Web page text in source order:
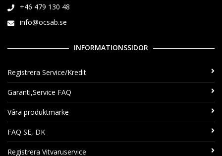
+46 479 130 48
info@ocsab.se
INFORMATIONSSIDOR
Registrera Service/Kredit
Garanti,Service FAQ
Våra produktmärke
FAQ SE, DK
Registrera Vitvaruservice